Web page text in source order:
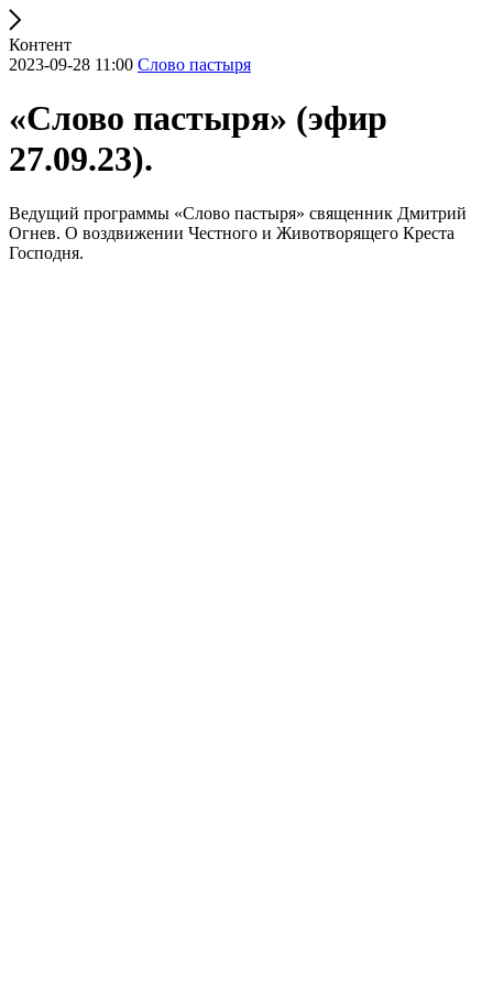
Контент
2023-09-28 11:00 Слово пастыря
«Слово пастыря» (эфир
27.09.23).
Ведущий программы «Слово пастыря» священник Дмитрий
Огнев. О воздвижении Честного и Животворящего Креста
Господня.